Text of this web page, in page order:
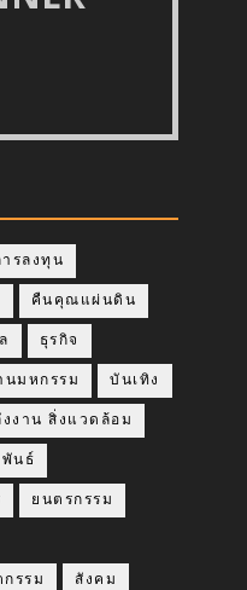
ารลงทุน
คืนคุณแผ่นดิน
ธุรกิจ
นมหกรรม บันเทิง
งาน สิ่งแวดล้อม
นธ์
ยนตรกรรม
รรม สังคม